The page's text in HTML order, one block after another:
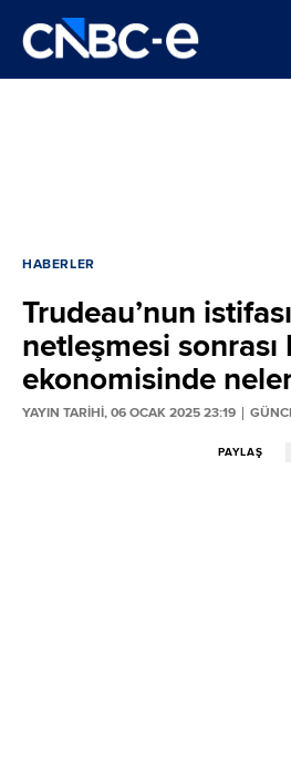
HABERLER
Trudeau’nun
netleşmesi sonrası
ekonomisinde
YAYIN TARİHİ, 06 OCAK 2025 23:19
PAYLAŞ